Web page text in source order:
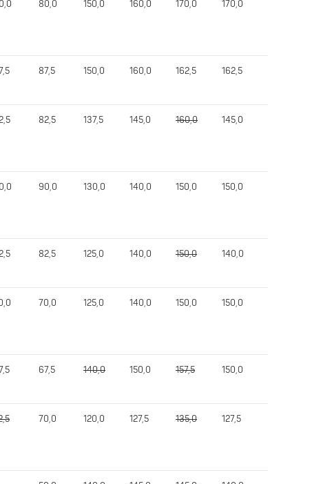
80,0 150,0 160,0 170,0 170,0
87,5 150,0 160,0 162,5 162,5
82,5 137,5 145,0 160,0 145,0
90,0 130,0 140,0 150,0 150,0
82,5 125,0 140,0 150,0 140,0
70,0 125,0 140,0 150,0 150,0
67,5 140,0 150,0 157,5 150,0
70,0 120,0 127,5 135,0 127,5